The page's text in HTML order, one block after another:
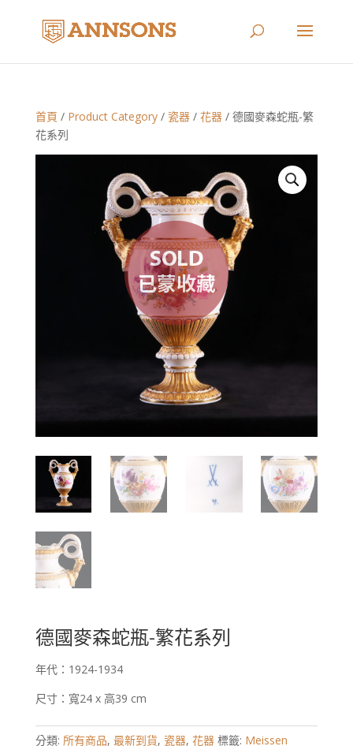
首頁 / Product Category/ 瓷器/ 花器/ 德國麥森蛇瓶-繁
花系列
德國麥森蛇瓶-繁花系列
年代：1924-1934
尺寸：寬24 x 高39 cm
分類: 所有商品, 最新到貨, 瓷器, 花器 標籤: Meissen